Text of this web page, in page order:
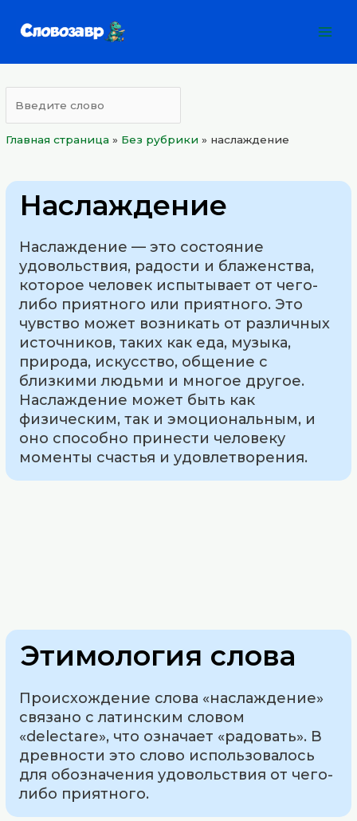
Главная страница » Без рубрики » наслаждение
Наслаждение
Наслаждение — это состояние
удовольствия, радости и блаженства,
которое человек испытывает от чего-
либо приятного или приятного. Это
чувство может возникать от различных
источников, таких как еда, музыка,
природа, искусство, общение с
близкими людьми и многое другое.
Наслаждение может быть как
физическим, так и эмоциональным, и
оно способно принести человеку
моменты счастья и удовлетворения.
Этимология слова
Происхождение слова «наслаждение»
связано с латинским словом
«delectare», что означает «радовать». В
древности это слово использовалось
для обозначения удовольствия от чего-
либо приятного.